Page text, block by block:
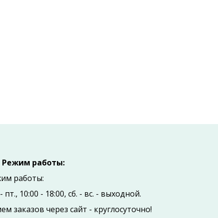
Режим работы:
работы:
пт., 10:00 - 18:00, сб. - вc. - выходной.
заказов через сайт - круглосуточно!